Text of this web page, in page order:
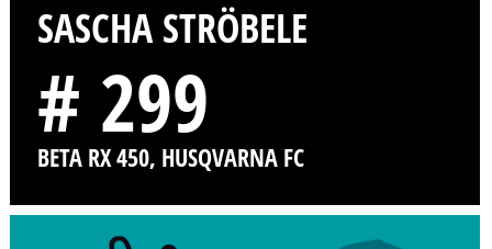
SASCHA STRÖBELE
# 299
BETA RX 450, HUSQVARNA FC